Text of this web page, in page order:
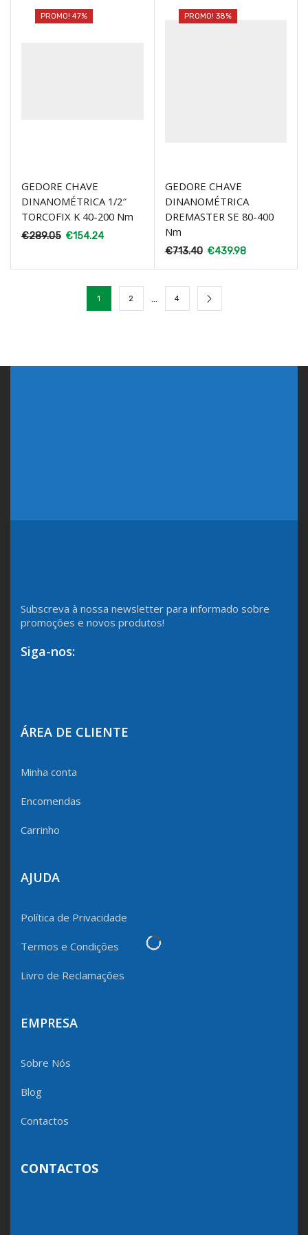
PROMO! 47%
GEDORE CHAVE
DINANOMÉTRICA 1/2″
TORCOFIX K 40-200 Nm
€289.05 €154.24
PROMO! 38%
GEDORE CHAVE
DINANOMÉTRICA
DREMASTER SE 80-400
Nm
€713.40 €439.98
1 2 … 4
Subscreva à nossa newsletter para informado sobre
promoções e novos produtos!
Siga-nos:
ÁREA DE CLIENTE
Minha conta
Encomendas
Carrinho
AJUDA
Política de Privacidade
Termos e Condições
Livro de Reclamações
EMPRESA
Sobre Nós
Blog
Contactos
CONTACTOS